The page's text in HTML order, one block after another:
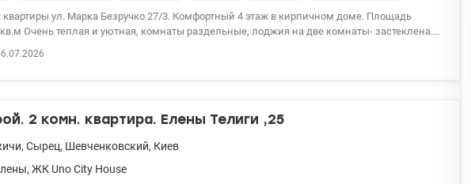
Марка Безручко 27/3. Комфортный 4 этаж в кирпичном доме. Площадь
Очень теплая и уютная, комнаты раздельные, лоджия на две комнаты- застеклена.
2 комн. квартира. Елены Телиги ,25
, Сырец, Шевченковский, Киев
, ЖК Uno City House